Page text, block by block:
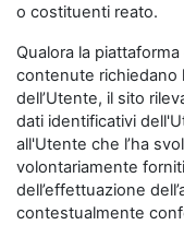
o costituenti reato.
Qualora la
contenute richiedano
dell’Utente, il sito
dati identificativi
all'Utente che l’ha
volontariamente
dell’effettuazione
contestualmente